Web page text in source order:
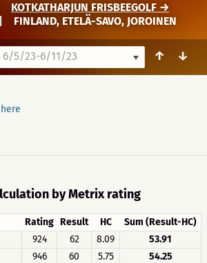
KOTKATHARJUN FRISBEEGOLF →
FINLAND, ETELÄ-SAVO, JOROINEN
6/5/23-6/11/23 ↑ ↓
by Metrix rating
Rating Result HC
Sum (Result-HC)
924 62 8.09
53.91
946 60 5.75
54.25